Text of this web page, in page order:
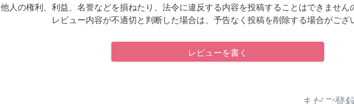
他人の権利、利益、名誉などを損ねたり、法令に違反する内容を投稿することはできません
レビュー内容が不適切と判断した場合は、予告なく投稿を削除する場合がござ
レビューを書く